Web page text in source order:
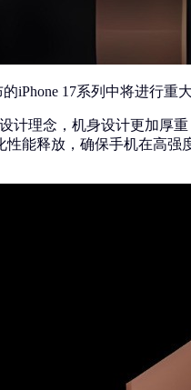
iPhone 17系列中将进行
计理念，机身设计更加
能释放，确保手机在高强